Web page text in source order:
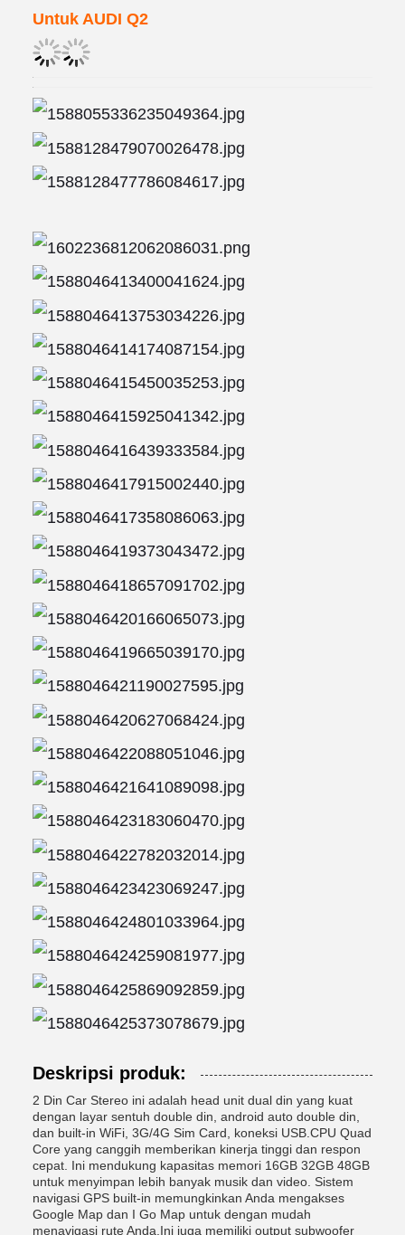
Untuk AUDI Q2
Deskripsi produk:
2 Din Car Stereo ini adalah head unit dual din yang kuat
dengan layar sentuh double din, android auto double din,
dan built-in WiFi, 3G/4G Sim Card, koneksi USB.CPU Quad
Core yang canggih memberikan kinerja tinggi dan respon
cepat. Ini mendukung kapasitas memori 16GB 32GB 48GB
untuk menyimpan lebih banyak musik dan video. Sistem
navigasi GPS built-in memungkinkan Anda mengakses
Google Map dan I Go Map untuk dengan mudah
menavigasi rute Anda.Ini juga memiliki output subwoofer